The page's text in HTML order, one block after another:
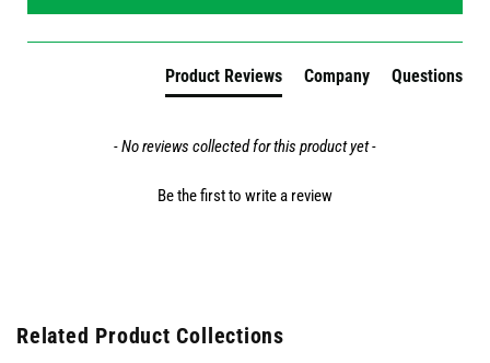
Product Reviews Company Questions
- No reviews collected for this product yet -
Be the first to write a review
Related Product Collections